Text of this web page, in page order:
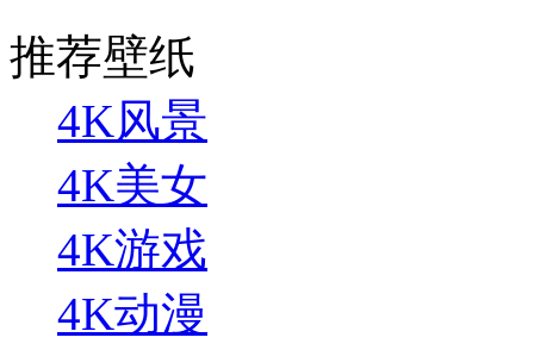
推荐壁纸
4K风景
4K美女
4K游戏
4K动漫